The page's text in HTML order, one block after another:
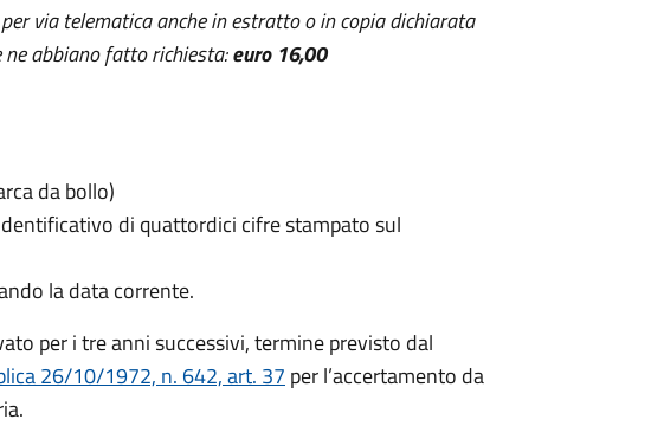
via telematica anche in estratto o in copia dichiarata
abbiano fatto richiesta:euro 16,00
da bollo)
di quattordici cifre stampato sul
la data corrente.
per i tre anni successivi, termine previsto dal
26/10/1972, n. 642, art. 37 per l’accertamento da